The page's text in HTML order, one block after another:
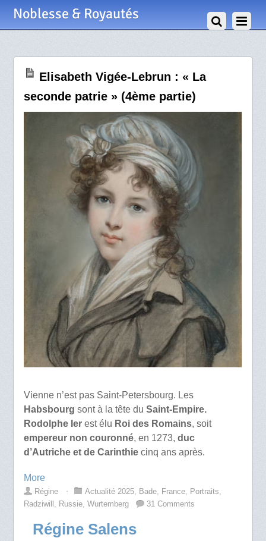
Noblesse & Royautés
Elisabeth Vigée-Lebrun : « La
seconde patrie » (4ème partie)
Vienne n’est pas Saint-Petersbourg. Les
Habsbourg sont à la tête du Saint-Empire.
Rodolphe Ierest élu Roi des Romains, soit
empereur non couronné, en 1273, duc
d’Autriche et de Carinthiecinq ans après.
More
Régine ⋅ Actualité 2025, Bade, France, Portraits,
Radziwill , Russie, Wurtemberg 31 Comments
Régine Salens